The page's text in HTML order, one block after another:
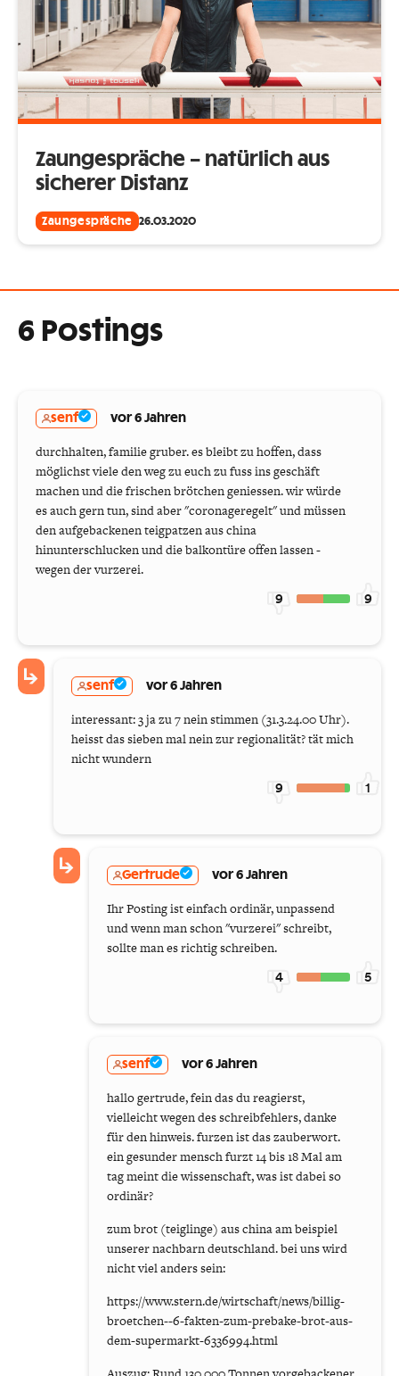
Zaungespräche – natürlich aus
sicherer Distanz
Zaungespräche 26.03.2020
6 Postings
senf vor 6 Jahren
durchhalten, familie gruber. es bleibt zu hoffen, dass
möglichst viele den weg zu euch zu fuss ins geschäft
machen und die frischen brötchen geniessen. wir würde
es auch gern tun, sind aber "coronageregelt" und müssen
den aufgebackenen teigpatzen aus china
hinunterschlucken und die balkontüre offen lassen -
wegen der vurzerei.
9 9
senf vor 6 Jahren
interessant: 3 ja zu 7 nein stimmen (31.3.24.00 Uhr).
heisst das sieben mal nein zur regionalität? tät mich
nicht wundern
9 1
Gertrude vor 6 Jahren
Ihr Posting ist einfach ordinär, unpassend
und wenn man schon "vurzerei" schreibt,
sollte man es richtig schreiben.
4 5
senf vor 6 Jahren
hallo gertrude, fein das du reagierst,
vielleicht wegen des schreibfehlers, danke
für den hinweis. furzen ist das zauberwort.
ein gesunder mensch furzt 14 bis 18 Mal am
tag meint die wissenschaft, was ist dabei so
ordinär?
zum brot (teiglinge) aus china am beispiel
unserer nachbarn deutschland. bei uns wird
nicht viel anders sein:
https://www.stern.de/wirtschaft/news/billig-
broetchen--6-fakten-zum-prebake-brot-aus-
dem-supermarkt-6336994.html